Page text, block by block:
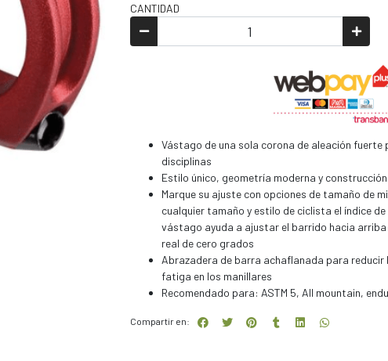
CANTIDAD
Vástago de una sola corona de aleación
disciplinas
Estilo único, geometría moderna y
Marque su ajuste con opciones de tamaño de
cualquier tamaño y estilo de ciclista el índice
vástago ayuda a ajustar el barrido hacia
real de cero grados
Abrazadera de barra achaflanada para
fatiga en los manillares
Recomendado para: ASTM 5, All mountain,
Compartir en: